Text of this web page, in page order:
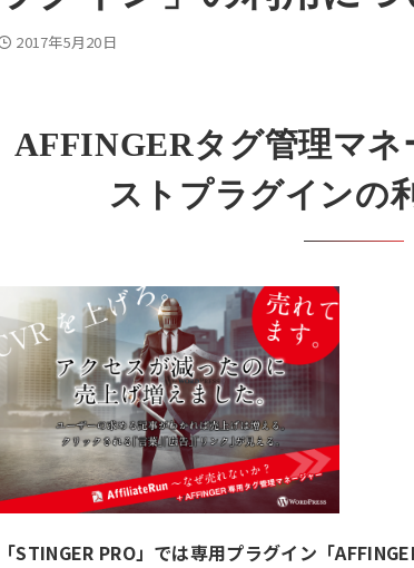
2017年5月20日
AFFINGERタグ管理マネ
ストプラグインの
「STINGER PRO」では専用プラグイン「